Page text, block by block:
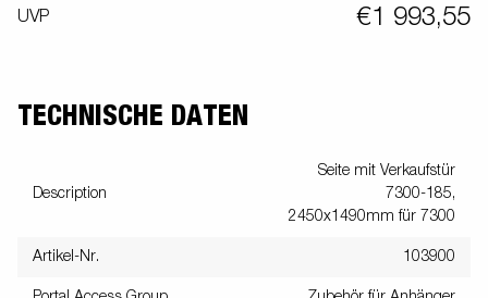
UVP €1 993,55
TECHNISCHE DATEN
Description
Seite mit Verkaufstür
7300-185,
2450x1490mm für 7300
Artikel-Nr. 103900